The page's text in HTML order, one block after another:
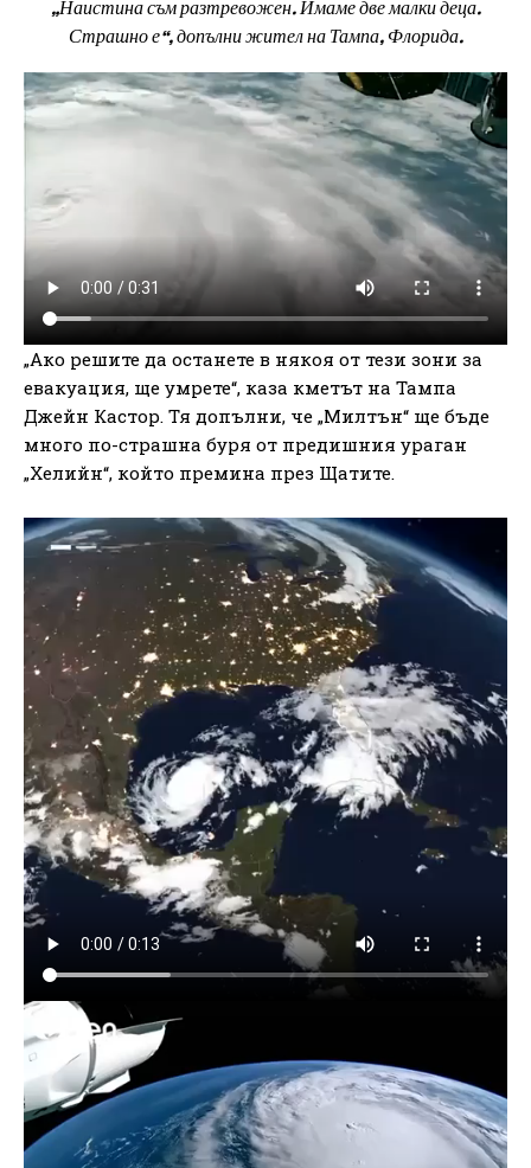
„Наистина съм разтревожен. Имаме две малки деца.
Страшно е“, допълни жител на Тампа, Флорида.
„Ако решите да останете в някоя от тези зони за
евакуация, ще умрете“, каза кметът на Тампа
Джейн Кастор. Тя допълни, че „Милтън“ ще бъде
много по-страшна буря от предишния ураган
„Хелийн“, който премина през Щатите.